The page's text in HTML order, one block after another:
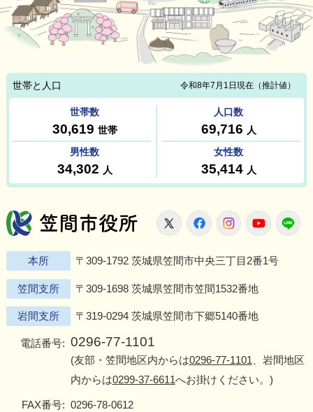
笠間市役所
X FacebookInstagram
本所 〒309-1792 茨城県笠間市中央三丁目2番1号
笠間支所 〒309-1698 茨城県笠間市笠間1532番地
岩間支所 〒319-0294 茨城県笠間市下郷5140番地
電話番号: 0296-77-1101
(友部・笠間地区内からは0296-77-1101 、岩間地区
内からは0299-37-6611へお掛けください。)
FAX番号: 0296-78-0612